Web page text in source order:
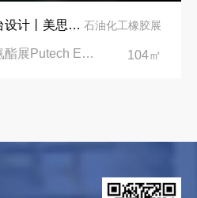
土耳其伊斯坦布尔展台设计丨美思德创新产品，打造聚氨酯行业标杆 石油化工橡胶展
土耳其伊斯坦布尔聚氨酯展Putech Eurasia|土耳其国际会展中心 104㎡